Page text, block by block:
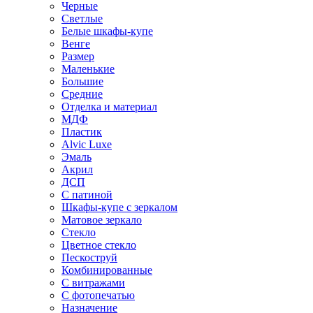
Черные
Светлые
Белые шкафы-купе
Венге
Размер
Маленькие
Большие
Средние
Отделка и материал
МДФ
Пластик
Alvic Luxe
Эмаль
Акрил
ДСП
С патиной
Шкафы-купе с зеркалом
Матовое зеркало
Стекло
Цветное стекло
Пескоструй
Комбинированные
С витражами
С фотопечатью
Назначение